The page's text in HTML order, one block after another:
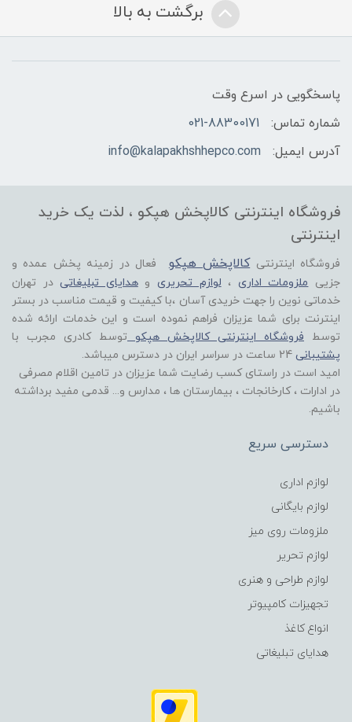
برگشت به بالا
پاسخگویی در اسرع وقت
شماره تماس:
021-88300171
آدرس ایمیل:
info@kalapakhshhepco.com
فروشگاه اینترنتی کالاپخش هپکو ، لذت یک خرید
اینترنتی
فروشگاه اینترنتی کالاپخش هپکو
فعال در زمینه پخش عمده و
جزیی ملزومات اداری ، لوازم تحریری وهدایای تبلیغاتیدر تهران
خدماتی نوین را جهت خریدی آسان ،با کیفیت و قیمت مناسب در بستر
اینترنت برای شما عزیزان فراهم نموده است و این خدمات ارائه شده
توسط فروشگاه اینترنتی کالاپخش هپکو
توسط کادری مجرب با
پشتیبانی
امید است در راستای کسب رضایت شما عزیزان در تامین اقلام مصرفی
در ادارات ، کارخانجات ، بیمارستان ها ، مدارس و... قدمی مفید برداشته
باشیم.
دسترسی سریع
لوازم اداری
لوازم بایگانی
ملزومات روی میز
لوازم تحریر
لوازم طراحی و هنری
تجهیزات کامپیوتر
انواع کاغذ
هدایای تبلیغاتی